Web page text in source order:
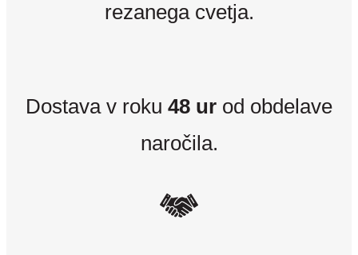
rezanega cvetja.
Dostava v roku 48 ur od obdelave
naročila.